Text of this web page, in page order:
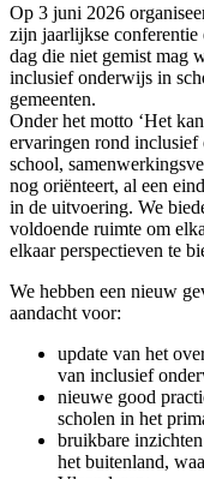
Op 3 juni 2026
zijn jaarlijkse conferentie
dag die niet gemist mag
inclusief onderwijs in
gemeenten.
Onder het motto ‘Het
ervaringen rond
school,
nog oriënteert, al een
in de uitvoering. We
voldoende ruimte om
elkaar perspectieven te
We hebben een nieuw
aandacht voor:
update van het
van inclusief
nieuwe good
scholen in het
bruikbare
het buitenland,